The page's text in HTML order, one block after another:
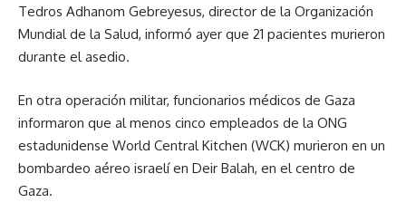
Tedros Adhanom Gebreyesus, director de la Organización
Mundial de la Salud, informó ayer que 21 pacientes murieron
durante el asedio.
En otra operación militar, funcionarios médicos de Gaza
informaron que al menos cinco empleados de la ONG
estadunidense World Central Kitchen (WCK) murieron en un
bombardeo aéreo israelí en Deir Balah, en el centro de
Gaza.